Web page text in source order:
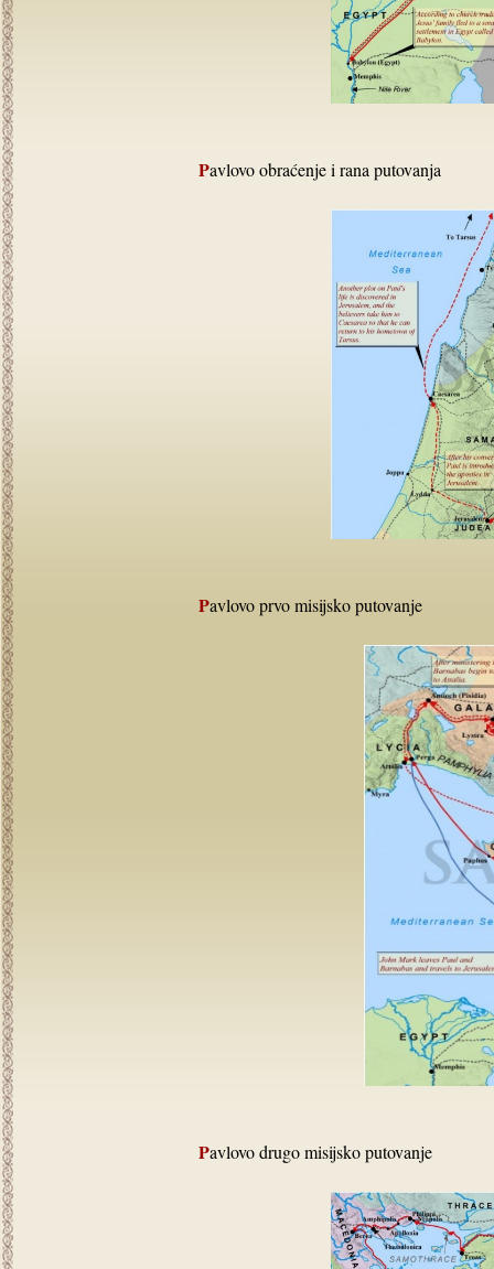
Pavlovo obraćenje i rana putovanja
Pavlovo prvo misijsko putovanje
Pavlovo drugo misijsko putovanje